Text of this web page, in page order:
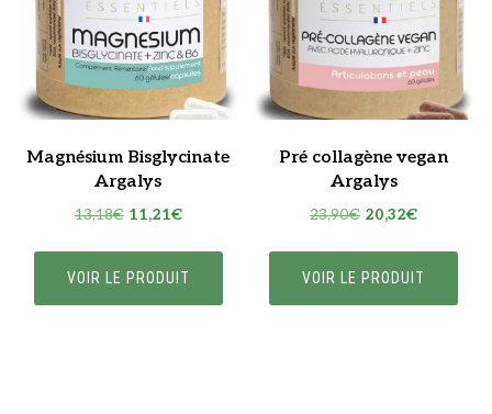
Magnésium Bisglycinate
Argalys
13,18€ Le
11,21€Le
VOIR LE PRODUIT
Pré collagène vegan
Argalys
23,90€ Le
20,32€Le
VOIR LE PRODUIT